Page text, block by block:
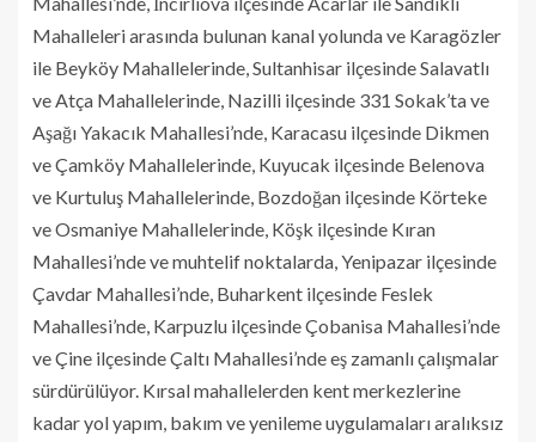
Mahalleleri arasında bulunan kanal yolunda ve Karagözler
ile Beyköy Mahallelerinde, Sultanhisar ilçesinde Salavatlı
ve Atça Mahallelerinde, Nazilli ilçesinde 331 Sokak’ta ve
Aşağı Yakacık Mahallesi’nde, Karacasu ilçesinde Dikmen
ve Çamköy Mahallelerinde, Kuyucak ilçesinde Belenova
ve Kurtuluş Mahallelerinde, Bozdoğan ilçesinde Körteke
ve Osmaniye Mahallelerinde, Köşk ilçesinde Kıran
Mahallesi’nde ve muhtelif noktalarda, Yenipazar ilçesinde
Çavdar Mahallesi’nde, Buharkent ilçesinde Feslek
Mahallesi’nde, Karpuzlu ilçesinde Çobanisa Mahallesi’nde
ve Çine ilçesinde Çaltı Mahallesi’nde eş zamanlı çalışmalar
sürdürülüyor. Kırsal mahallelerden kent merkezlerine
kadar yol yapım, bakım ve yenileme uygulamaları aralıksız